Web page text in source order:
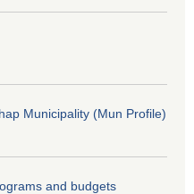
Municipality (Mun Profile)
and budgets